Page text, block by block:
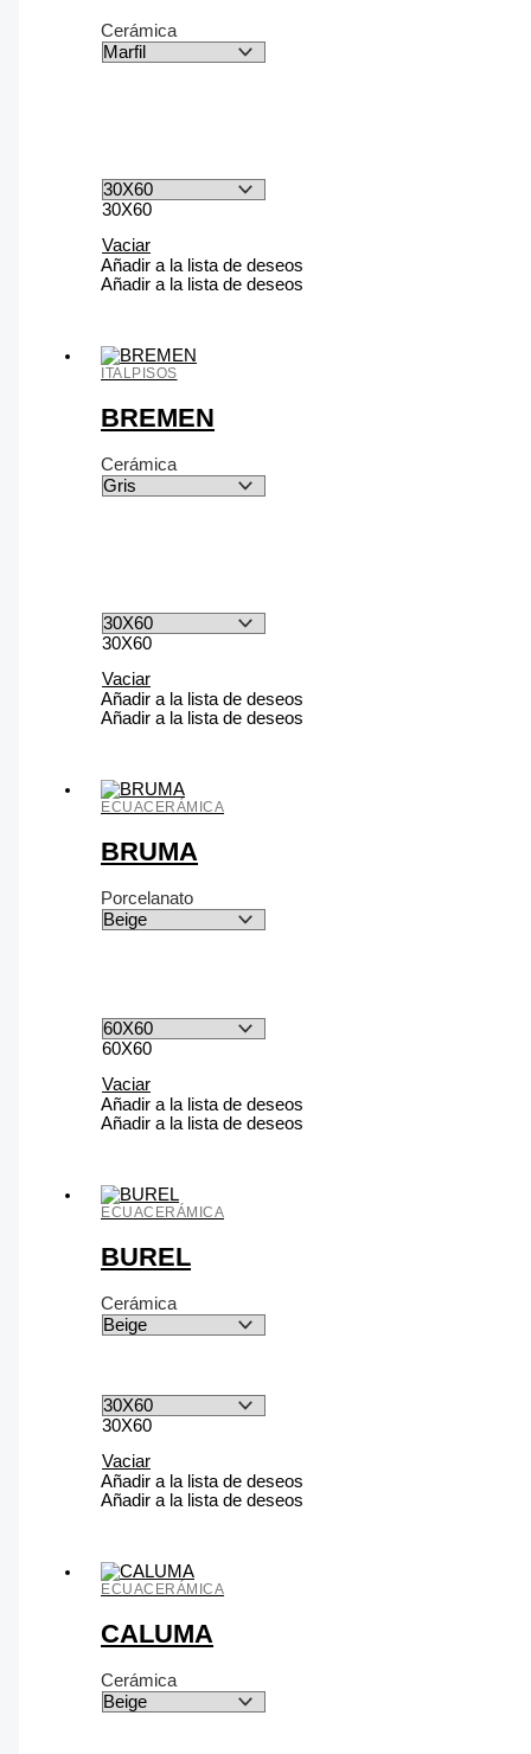
Cerámica
30X60
Vaciar
Añadir a la lista de deseos
Añadir a la lista de deseos
ITALPISOS
BREMEN
Cerámica
30X60
Vaciar
Añadir a la lista de deseos
Añadir a la lista de deseos
ECUACERÁMICA
BRUMA
Porcelanato
60X60
Vaciar
Añadir a la lista de deseos
Añadir a la lista de deseos
ECUACERÁMICA
BUREL
Cerámica
30X60
Vaciar
Añadir a la lista de deseos
Añadir a la lista de deseos
ECUACERÁMICA
CALUMA
Cerámica